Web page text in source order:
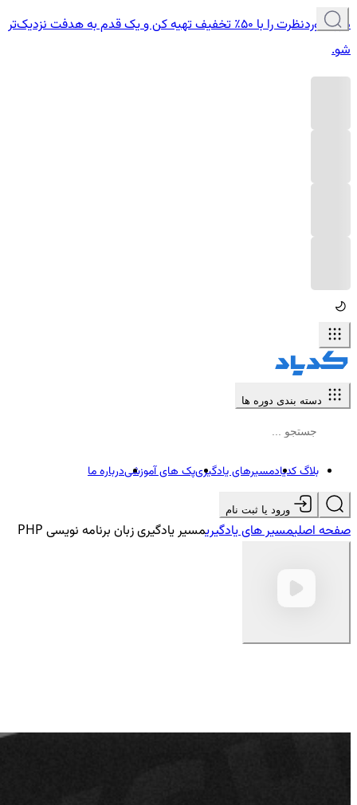
دوره موردنظرت را با ۵۰٪ تخفیف تهیه کن و یک قدم به هدفت نزدیک‌تر
شو.
دسته بندی دوره ها
بلاگ کدیادمسیرهای یادگیریپک های آموزشیدرباره ما
ورود یا ثبت نام
صفحه اصلیمسیر های یادگیریمسیر یادگیری زبان برنامه نویسی PHP